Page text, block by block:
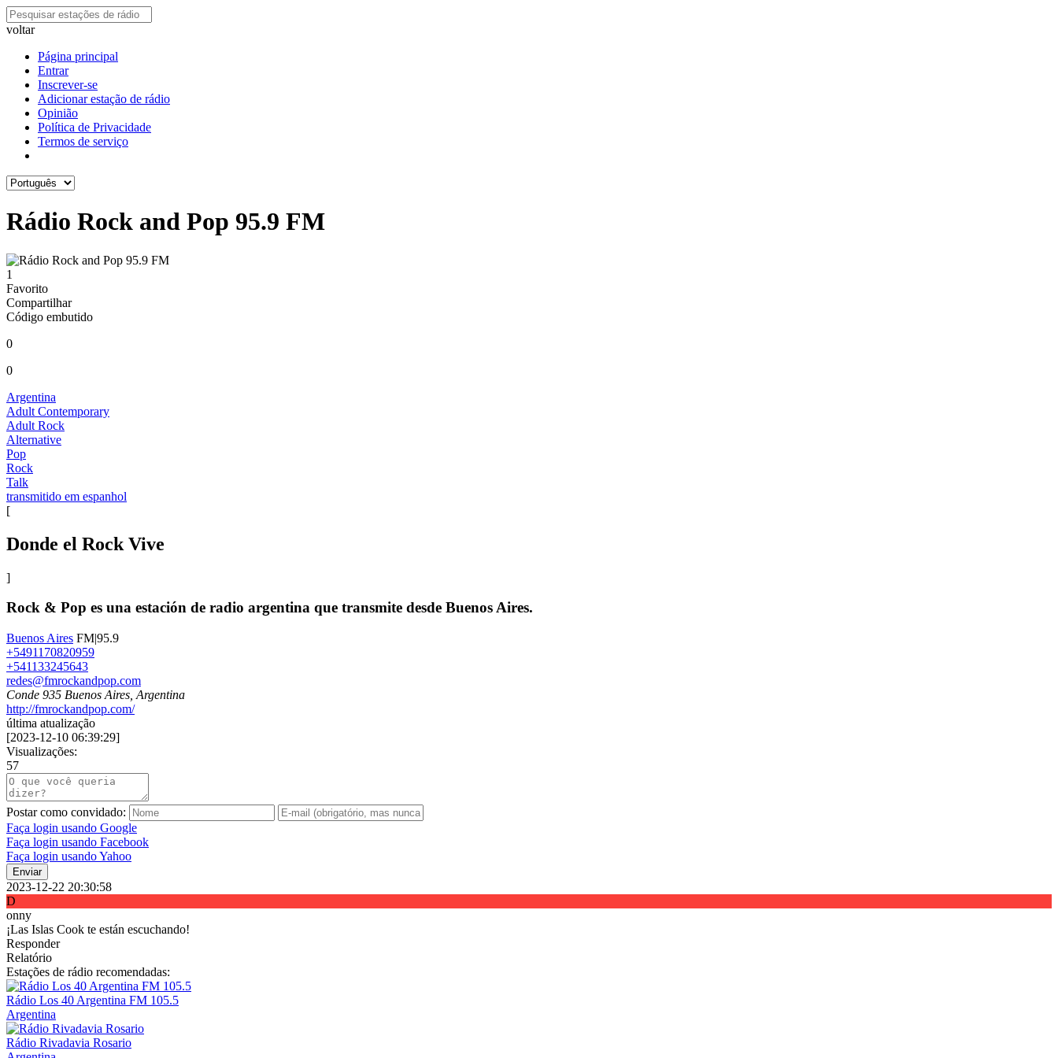
voltar
Página principal
Entrar
Inscrever-se
Adicionar estação de rádio
Opinião
Política de Privacidade
Termos de serviço
Rádio Rock and Pop 95.9 FM
1
Favorito
Compartilhar
Código embutido
0
0
Argentina
Adult Contemporary
Adult Rock
Alternative
Pop
Rock
Talk
transmitido em espanhol
[
Donde el Rock Vive
]
Rock & Pop es una estación de radio argentina que transmite desde Buenos Aires.​
Buenos Aires FM|95.9
+5491170820959
+541133245643
redes@fmrockandpop.com
Conde 935 Buenos Aires, Argentina
http://fmrockandpop.com/
última atualização
[2023-12-10 06:39:29]
Visualizações:
57
Postar como convidado:
Faça login usando Google
Faça login usando Facebook
Faça login usando Yahoo
Enviar
2023-12-22 20:30:58
D
onny
¡Las Islas Cook te están escuchando!
Responder
Relatório
Estações de rádio recomendadas:
Rádio Los 40 Argentina FM 105.5
Argentina
Rádio Rivadavia Rosario